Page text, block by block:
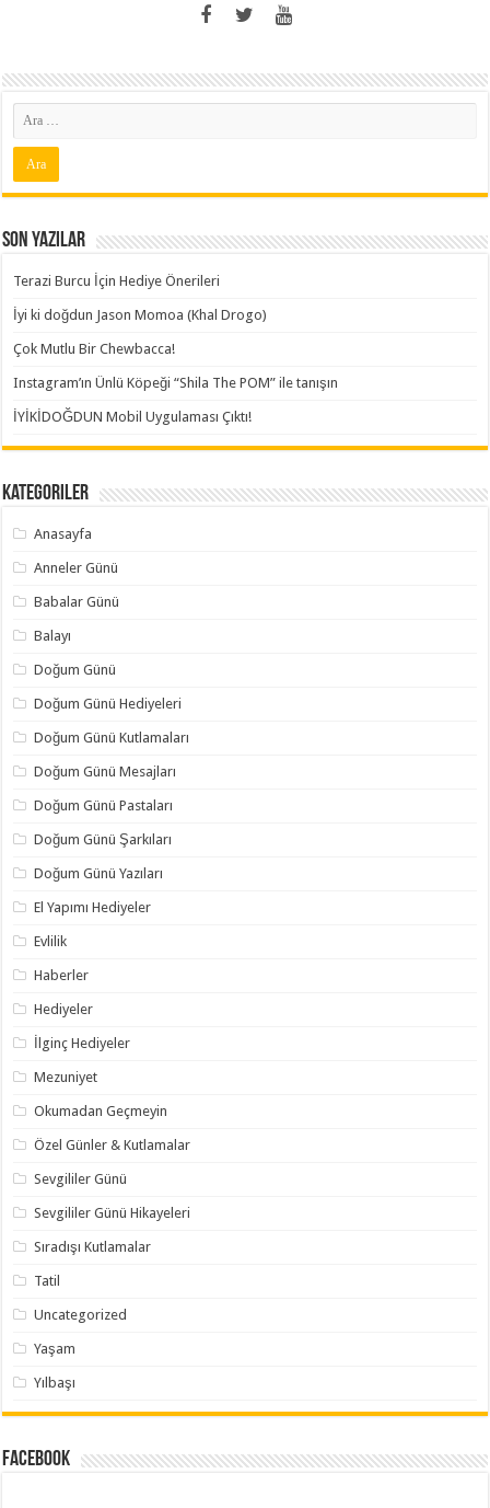
Son Yazılar
Terazi Burcu İçin Hediye Önerileri
İyi ki doğdun Jason Momoa (Khal Drogo)
Çok Mutlu Bir Chewbacca!
Instagram’ın Ünlü Köpeği “Shila The POM” ile tanışın
İYİKİDOĞDUN Mobil Uygulaması Çıktı!
Kategoriler
Anasayfa
Anneler Günü
Babalar Günü
Balayı
Doğum Günü
Doğum Günü Hediyeleri
Doğum Günü Kutlamaları
Doğum Günü Mesajları
Doğum Günü Pastaları
Doğum Günü Şarkıları
Doğum Günü Yazıları
El Yapımı Hediyeler
Evlilik
Haberler
Hediyeler
İlginç Hediyeler
Mezuniyet
Okumadan Geçmeyin
Özel Günler & Kutlamalar
Sevgililer Günü
Sevgililer Günü Hikayeleri
Sıradışı Kutlamalar
Tatil
Uncategorized
Yaşam
Yılbaşı
Facebook